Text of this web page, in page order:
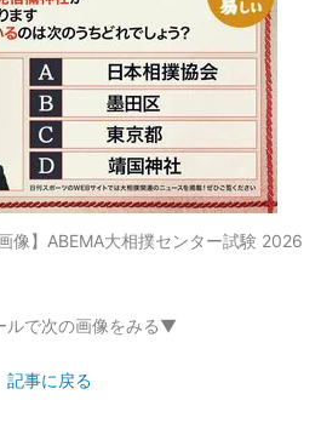
画像】ABEMA大相撲センター試験 2026
ルで次の画像をみる▼
記事に戻る